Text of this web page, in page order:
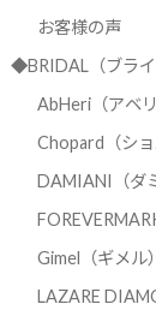
お客様の声
◆BRIDAL（ブライ
AbHeri（アベリ
Chopard（ショ
DAMIANI（ダ
Gimel（ギメル）
LAZARE